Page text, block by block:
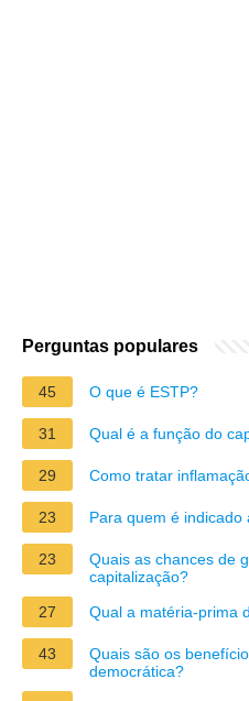
Perguntas populares
45 O que é ESTP?
31 Qual é a função do
29 Como tratar
23 Para quem é indicado
23
Quais as chances de
capitalização?
27
Qual a matéria-prima
43
Quais são os
democrática?